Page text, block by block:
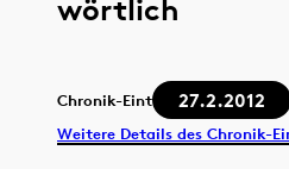
wörtlich
Chronik-Eintrag 27.2.2012
Weitere Details des Chronik-